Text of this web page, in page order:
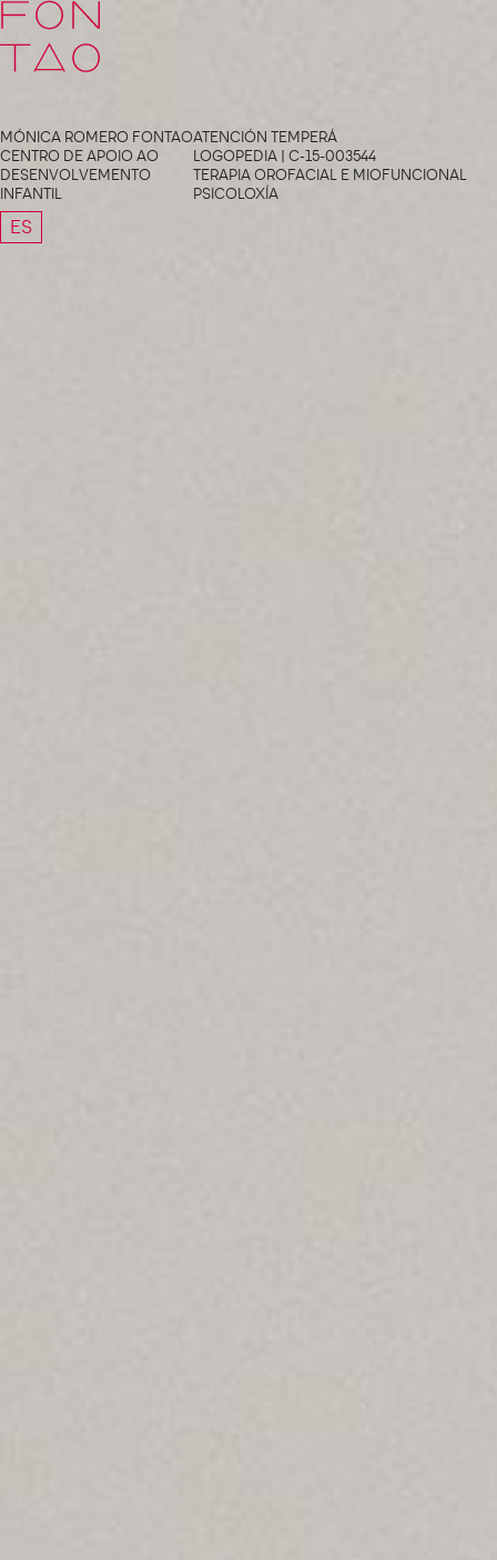
Fontao
MÓNICA ROMERO FONTAO
CENTRO DE APOIO AO
DESENVOLVEMENTO
INFANTIL
ATENCIÓN TEMPERÁ
LOGOPEDIA | C-15-003544
TERAPIA OROFACIAL E MIOFUNCIONAL
PSICOLOXÍA
ES